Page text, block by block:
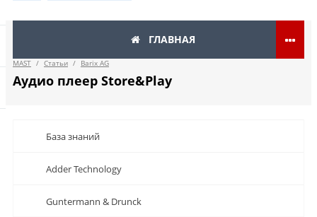
ГЛАВНАЯ
MAST / Статьи / Barix AG
Аудио плеер Store&Play
База знаний
Adder Technology
Guntermann & Drunck